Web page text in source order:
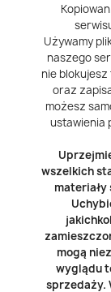
Używamy
naszego
nie
oraz
możesz
ustawienia
wszelkich
materiały
mogą
wyglądu
sprzedaży.